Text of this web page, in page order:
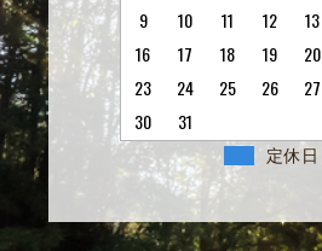
9
10 11 12 13
16
17 18 19 20
23
24 25 26 27
30
31
定休日